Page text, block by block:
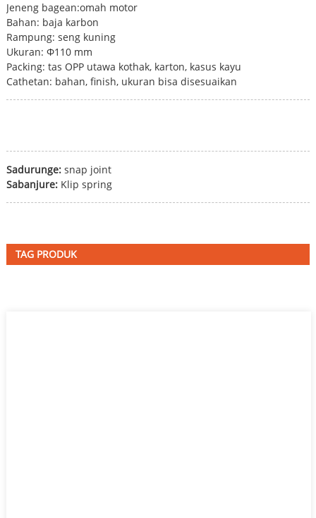
Jeneng bagean:omah motor
Bahan: baja karbon
Rampung: seng kuning
Ukuran: Φ110 mm
Packing: tas OPP utawa kothak, karton, kasus kayu
Cathetan: bahan, finish, ukuran bisa disesuaikan
Sadurunge: snap joint
Sabanjure: Klip spring
TAG PRODUK